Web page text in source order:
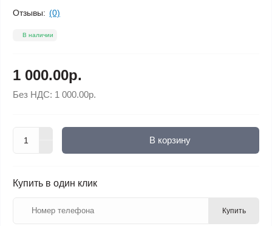
Отзывы: (0)
В наличии
1 000.00р.
Без НДС: 1 000.00р.
В корзину
Купить в один клик
Купить